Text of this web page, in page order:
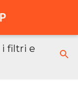
i filtri e